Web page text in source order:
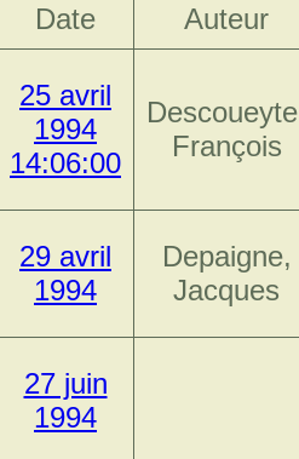
Date Auteur
25 avril
1994
14:06:00
François
29 avril
1994
Depaigne,
Jacques
27 juin
1994